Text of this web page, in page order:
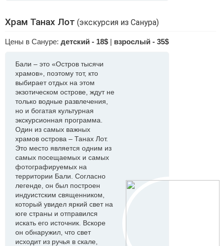
Храм Танах Лот (экскурсия из Санура)
Цены в Сануре: детский - 18$ | взрослый - 35$
Бали – это «Остров тысячи
храмов», поэтому тот, кто
выбирает отдых на этом
экзотическом острове, ждут не
только водные развлечения,
но и богатая культурная
экскурсионная программа.
Один из самых важных
храмов острова – Танах Лот.
Это место является одним из
самых посещаемых и самых
фотографируемых на
территории Бали. Согласно
легенде, он был построен
индуистским священником,
который увидел яркий свет на
юге страны и отправился
искать его источник. Вскоре
он обнаружил, что свет
исходит из ручья в скале,